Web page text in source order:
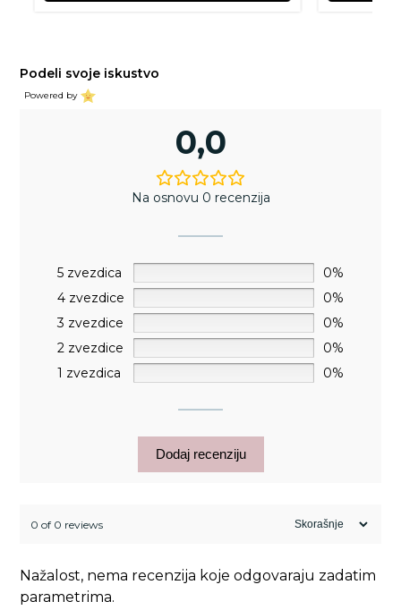
Podeli svoje iskustvo
Powered by
0,0
Na osnovu 0 recenzija
5 zvezdica
0%
4 zvezdice
0%
3 zvezdice
0%
2 zvezdice
0%
1 zvezdica
0%
Dodaj recenziju
0 of 0 reviews
Nažalost, nema recenzija koje odgovaraju zadatim
parametrima.